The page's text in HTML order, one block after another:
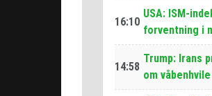
16:10
USA: ISM-
forventning i
14:58
Trump: Irans
om